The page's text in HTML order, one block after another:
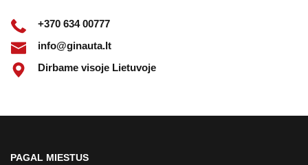
+370 634 00777
info@ginauta.lt
Dirbame visoje Lietuvoje
PAGAL MIESTUS